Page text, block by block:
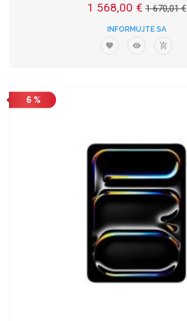
1 568,00 € 1 670,01 €
INFORMUJTE SA
6 %